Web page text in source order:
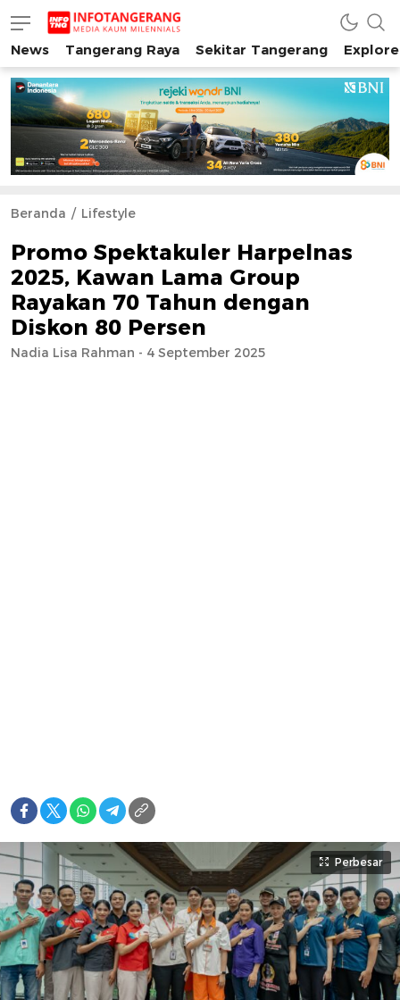
INFO TANGERANG
Media Kaum Millenials Tangerang Raya
News Tangerang Raya Sekitar Tangerang
Beranda Lifestyle
Promo Spektakuler Harpelnas
2025, Kawan Lama Group
Rayakan 70 Tahun dengan
Diskon 80 Persen
Nadia Lisa Rahman - 4 September 2025
Perbesar